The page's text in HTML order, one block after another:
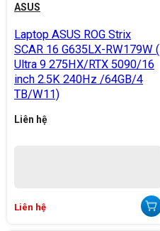
ASUS
Laptop ASUS ROG Strix
SCAR 16 G635LX-RW179W (
Ultra 9 275HX/RTX 5090/16
inch 2.5K 240Hz /64GB/4
TB/W11)
Liên hệ
Liên hệ